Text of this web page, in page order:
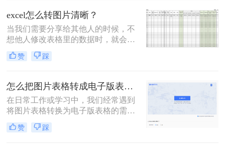
怎么转成excel表格形式呢？本文将介
绍几种将图片转换为Excel表格的方
法，帮助您轻松实现这一目标。
excel怎么转图片清晰？
当我们需要分享给其他人的时候，不
想他人修改表格里的数据时，就会将
excel表格转成图片的形式发送，转成
图片的话，自然是无法修改了，而且
excel转图片的时候，转换出来的图片
却不是很清晰，这该怎么办呢？excel
怎么转图片最清晰？
赞 踩
怎么把图片表格转成电子版表格？三个方法包你一看就会，省时又省力!！
在日常工作或学习中，我们经常遇到
将图片表格转换为电子版表格的需
求。这一过程的目的是为了方便编
辑、修改和共享表格内容。如果你正
赞 踩